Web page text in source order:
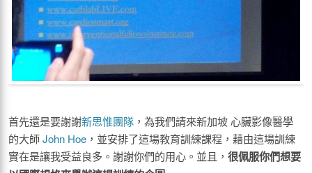
首先還是要謝謝新思惟團隊 ，為我們請來新加坡 心臟影像醫學
的大師John Hoe ，並安排了這場教育訓練課程，藉由這場訓練
實在是讓我受益良多。謝謝你們的用心。並且， 很佩服你們想要